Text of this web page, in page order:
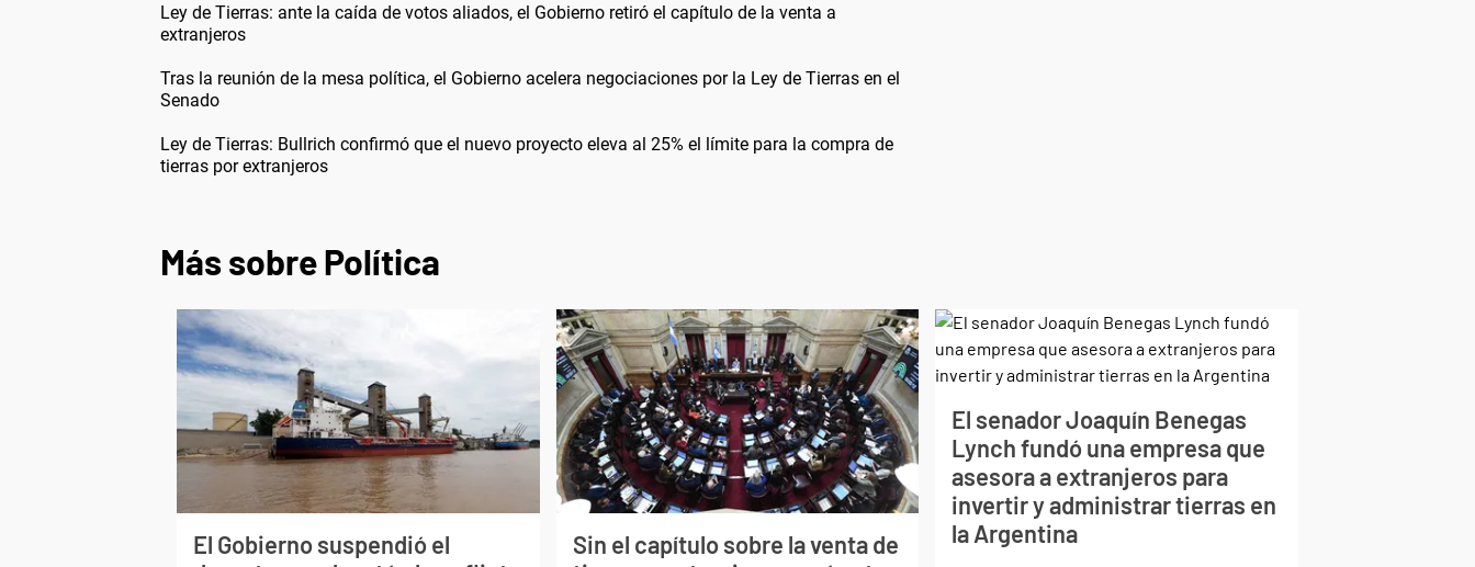
Ley de Tierras: ante la caída de votos aliados, el Gobierno retiró el capítulo de la venta a
extranjeros
Tras la reunión de la mesa política, el Gobierno acelera negociaciones por la Ley de Tierras en el
Senado
Ley de Tierras: Bullrich confirmó que el nuevo proyecto eleva al 25% el límite para la compra de
tierras por extranjeros
Más sobre Política
El Gobierno suspendió el
Sin el capítulo sobre la venta de
El senador Joaquín Benegas
Lynch fundó una empresa que
asesora a extranjeros para
invertir y administrar tierras en
la Argentina